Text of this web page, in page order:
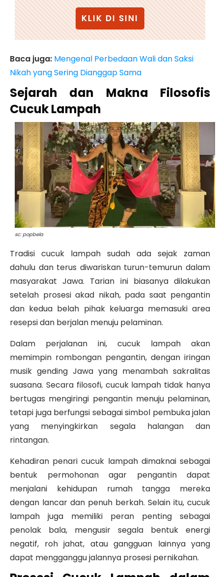
KLIK DI SINI
Baca juga: Mengenal Perbedaan Wali dan Saksi
Nikah yang Sering Dianggap Sama
Sejarah dan Makna Filosofis
Cucuk Lampah
sc: popbela
Tradisi cucuk lampah sudah ada sejak zaman
dahulu dan terus diwariskan turun-temurun dalam
masyarakat Jawa. Tarian ini biasanya dilakukan
setelah prosesi akad nikah, pada saat pengantin
dan kedua belah pihak keluarga memasuki area
resepsi dan berjalan menuju pelaminan.
Dalam perjalanan ini, cucuk lampah akan
memimpin rombongan pengantin, dengan iringan
musik gending Jawa yang menambah sakralitas
suasana. Secara filosofi, cucuk lampah tidak hanya
bertugas mengiringi pengantin menuju pelaminan,
tetapi juga berfungsi sebagai simbol pembuka jalan
yang menyingkirkan segala halangan dan
rintangan.
Kehadiran penari cucuk lampah dimaknai sebagai
bentuk permohonan agar pengantin dapat
menjalani kehidupan rumah tangga mereka
dengan lancar dan penuh berkah. Selain itu, cucuk
lampah juga memiliki peran penting sebagai
penolak bala, mengusir segala bentuk energi
negatif, roh jahat, atau gangguan lainnya yang
dapat mengganggu jalannya prosesi pernikahan.